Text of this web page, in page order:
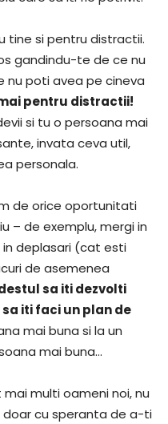
tine si pentru distractii.
gandindu-te de ce nu
nu poti avea pe cineva
pentru distractii!
si tu o persoana mai
invata ceva util,
personala.
de orice oportunitati
– de exemplu, mergi in
deplasari (cat esti
de asemenea
sa iti dezvolti
iti faci un plan de
mai buna si la un
mai buna…
multi oameni noi, nu
doar cu speranta de a-ti